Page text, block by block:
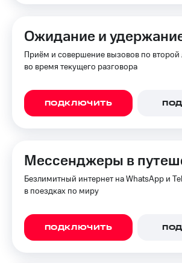
Ожидание и
Приём и совершение вызовов по
во время текущего разговора
ПОДКЛЮЧИТЬ
Мессенджеры в
Безлимитный интернет на WhatsApp и
в поездках по миру
ПОДКЛЮЧИТЬ